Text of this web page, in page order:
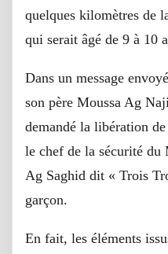
quelques kilomètres de
qui serait âgé de 9 à 10
Dans un message
son père Moussa Ag
demandé la libération
le chef de la sécurité
Ag Saghid dit « Trois
garçon.
En fait, les éléments